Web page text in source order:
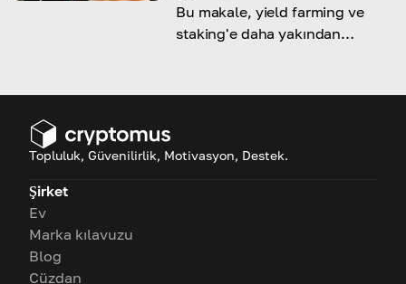
Bu makale, yield farming ve
staking'e daha yakından
Topluluk, Güvenilirlik, Motivasyon, Destek.
Şirket
Ev
Marka kılavuzu
Blog
Cüzdan